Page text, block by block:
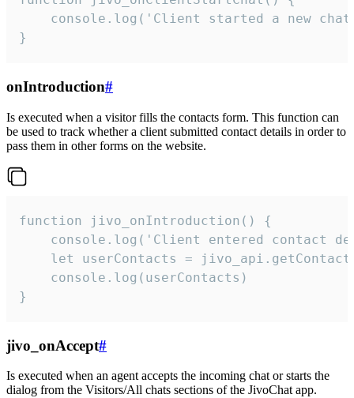
console.log('Client started a new
}
onIntroduction#
Is executed when a visitor fills the contacts form. This function can
be used to track whether a client submitted contact details in order to
pass them in other forms on the website.
function jivo_onIntroduction() {
console.log('Client entered contact
let userContacts =
    console.log(userContacts)
}
jivo_onAccept#
Is executed when an agent accepts the incoming chat or starts the
dialog from the Visitors/All chats sections of the JivoChat app.